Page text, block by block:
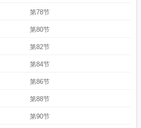
第78节
第80节
第82节
第84节
第86节
第88节
第90节